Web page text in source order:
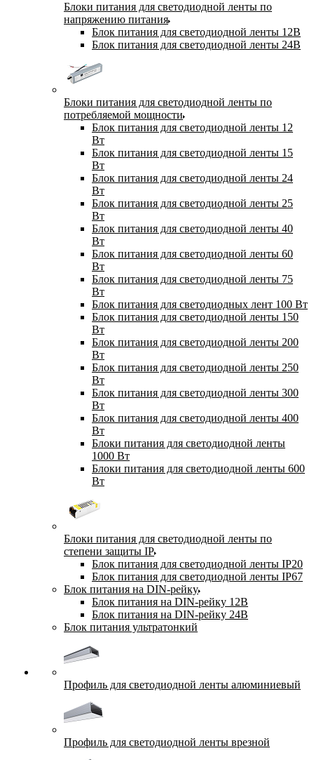
Блоки питания для светодиодной ленты по
напряжению питания
Блок питания для светодиодной ленты 12В
Блок питания для светодиодной ленты 24В
Блоки питания для светодиодной ленты по
потребляемой мощности
Блок питания для светодиодной ленты 12
Вт
Блок питания для светодиодной ленты 15
Вт
Блок питания для светодиодной ленты 24
Вт
Блок питания для светодиодной ленты 25
Вт
Блок питания для светодиодной ленты 40
Вт
Блок питания для светодиодной ленты 60
Вт
Блок питания для светодиодной ленты 75
Вт
Блок питания для светодиодных лент 100 Вт
Блок питания для светодиодной ленты 150
Вт
Блок питания для светодиодной ленты 200
Вт
Блок питания для светодиодной ленты 250
Вт
Блок питания для светодиодной ленты 300
Вт
Блок питания для светодиодной ленты 400
Вт
Блоки питания для светодиодной ленты
1000 Вт
Блоки питания для светодиодной ленты 600
Вт
Блоки питания для светодиодной ленты по
степени защиты IP
Блок питания для светодиодной ленты IP20
Блок питания для светодиодной ленты IP67
Блок питания на DIN-рейку
Блок питания на DIN-рейку 12В
Блок питания на DIN-рейку 24В
Блок питания ультратонкий
Профиль для светодиодной ленты алюминиевый
Профиль для светодиодной ленты врезной